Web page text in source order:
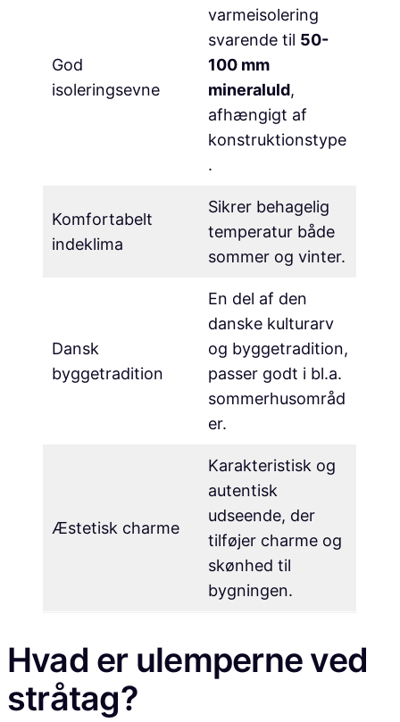
God
isoleringsevne
varmeisolering
svarende til 50-
100 mm
mineraluld,
afhængigt af
konstruktionstype
.
Komfortabelt
indeklima
Sikrer behagelig
temperatur både
sommer og vinter.
Dansk
byggetradition
En del af den
danske kulturarv
og byggetradition,
passer godt i bl.a.
sommerhusområd
er.
Æstetisk charme
Karakteristisk og
autentisk
udseende, der
tilføjer charme og
skønhed til
bygningen.
Hvad er ulemperne ved
stråtag?